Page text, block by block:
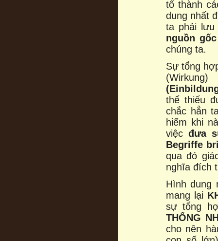
tố thành
dung nhất
ta phải lưu
nguồn
chúng ta.
Sự tổng
thể thiếu
chắc hẳn
hiếm khi
việc đưa
Begriffe
qua đó
nghĩa đích
Hình dung
mang lại
sự tổng
THỐNG
cho nên